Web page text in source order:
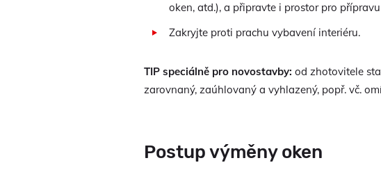
oken, atd.), a připravte i prostor pro
Zakryjte proti prachu vybavení interiéru.
TIP speciálně pro novostavby: od zhotovitele
zarovnaný, zaúhlovaný a vyhlazený, popř. vč.
Postup výměny oken